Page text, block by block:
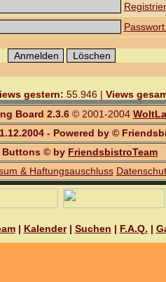
gestern: 55.946 | Views
Board 2.3.6© 2001-2004
- Powered by ©
Buttons © by FriendsbistroTeam
& Haftungsauschluss
| Kalender| Suchen | F.A.Q. |